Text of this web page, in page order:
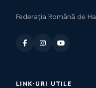
Federația Română de
LINK-URI UTILE